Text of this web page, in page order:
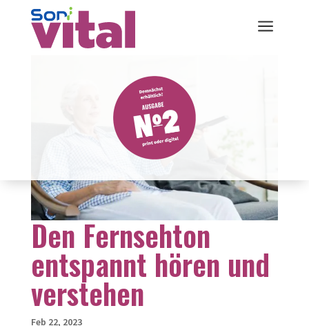
a
Den Fernsehton
entspannt hören und
verstehen
Feb 22, 2023